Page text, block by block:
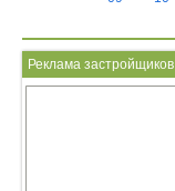
Реклама застройщиков